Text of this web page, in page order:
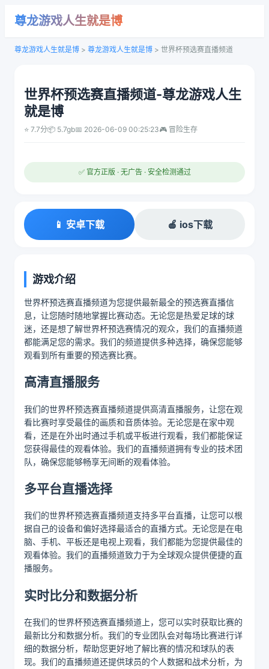
尊龙游戏人生就是博
尊龙游戏人生就是博 > 尊龙游戏人生就是博 > 世界杯预选赛直播频道
世界杯预选赛直播频道-尊龙游戏人生
就是博
⭐ 7.7分📦 5.7gb📅 2026-06-09 00:25:23🎮 冒险生存
✅ 官方正版 · 无广告 · 安全检测通过
📱 安卓下载 🍎 ios下载
游戏介绍
世界杯预选赛直播频道为您提供最新最全的预选赛直播信
息，让您随时随地掌握比赛动态。无论您是热爱足球的球
迷，还是想了解世界杯预选赛情况的观众，我们的直播频道
都能满足您的需求。我们的频道提供多种选择，确保您能够
观看到所有重要的预选赛比赛。
高清直播服务
我们的世界杯预选赛直播频道提供高清直播服务，让您在观
看比赛时享受最佳的画质和音质体验。无论您是在家中观
看，还是在外出时通过手机或平板进行观看，我们都能保证
您获得最佳的观看体验。我们的直播频道拥有专业的技术团
队，确保您能够畅享无间断的观看体验。
多平台直播选择
我们的世界杯预选赛直播频道支持多平台直播，让您可以根
据自己的设备和偏好选择最适合的直播方式。无论您是在电
脑、手机、平板还是电视上观看，我们都能为您提供最佳的
观看体验。我们的直播频道致力于为全球观众提供便捷的直
播服务。
实时比分和数据分析
在我们的世界杯预选赛直播频道上，您可以实时获取比赛的
最新比分和数据分析。我们的专业团队会对每场比赛进行详
细的数据分析，帮助您更好地了解比赛的情况和球队的表
现。我们的直播频道还提供球员的个人数据和战术分析，为